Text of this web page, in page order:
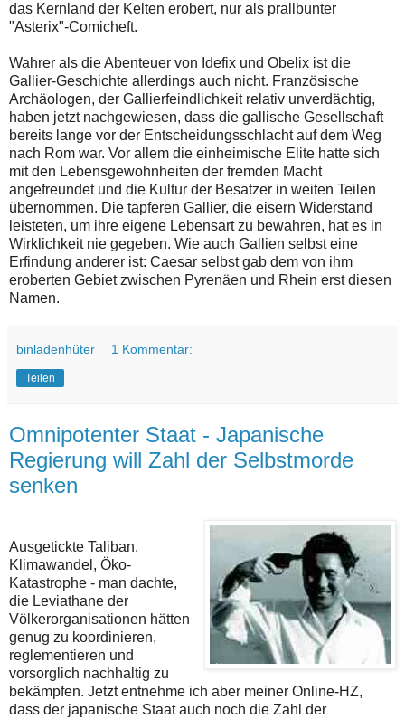
das Kernland der Kelten erobert, nur als prallbunter
"Asterix"-Comicheft.
Wahrer als die Abenteuer von Idefix und Obelix ist die
Gallier-Geschichte allerdings auch nicht. Französische
Archäologen, der Gallierfeindlichkeit relativ unverdächtig,
haben jetzt nachgewiesen, dass die gallische Gesellschaft
bereits lange vor der Entscheidungsschlacht auf dem Weg
nach Rom war. Vor allem die einheimische Elite hatte sich
mit den Lebensgewohnheiten der fremden Macht
angefreundet und die Kultur der Besatzer in weiten Teilen
übernommen. Die tapferen Gallier, die eisern Widerstand
leisteten, um ihre eigene Lebensart zu bewahren, hat es in
Wirklichkeit nie gegeben. Wie auch Gallien selbst eine
Erfindung anderer ist: Caesar selbst gab dem von ihm
eroberten Gebiet zwischen Pyrenäen und Rhein erst diesen
Namen.
binladenhüter 1 Kommentar:
Teilen
Omnipotenter Staat - Japanische
Regierung will Zahl der Selbstmorde
senken
Ausgetickte Taliban,
Klimawandel, Öko-
Katastrophe - man dachte,
die Leviathane der
Völkerorganisationen hätten
genug zu koordinieren,
reglementieren und
vorsorglich nachhaltig zu
bekämpfen. Jetzt entnehme ich aber meiner Online-HZ,
dass der japanische Staat auch noch die Zahl der